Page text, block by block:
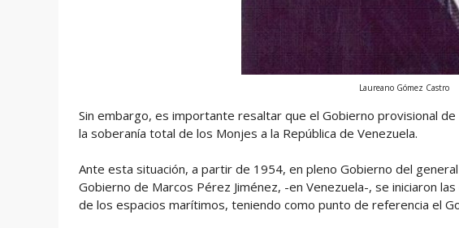
Laureano Gómez Castro
Sin embargo, es importante resaltar que el Gobierno provisional
la soberanía total de los Monjes a la República de Venezuela.
Ante esta situación, a partir de 1954, en pleno Gobierno del
Gobierno de Marcos Pérez Jiménez, -en Venezuela-, se iniciaron
de los espacios marítimos, teniendo como punto de referencia el